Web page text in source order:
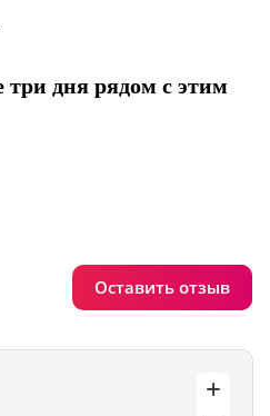
дня рядом с этим
Оставить отзыв